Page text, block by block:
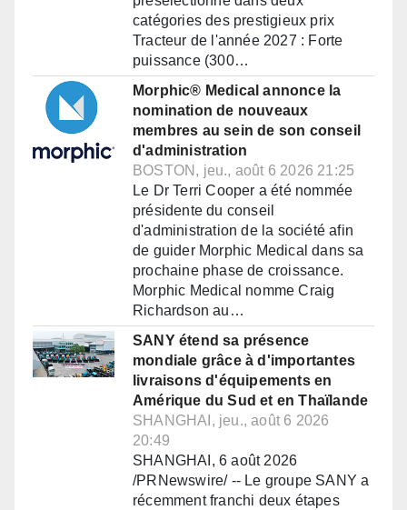
catégories des prestigieux prix
Tracteur de l'année 2027 : Forte
puissance (300…
Morphic® Medical annonce la
nomination de nouveaux
membres au sein de son conseil
d'administration
BOSTON, jeu., août 6 2026 21:25
Le Dr Terri Cooper a été nommée
présidente du conseil
d'administration de la société afin
de guider Morphic Medical dans sa
prochaine phase de croissance.
Morphic Medical nomme Craig
Richardson au…
SANY étend sa présence
mondiale grâce à d'importantes
livraisons d'équipements en
Amérique du Sud et en Thaïlande
SHANGHAI, jeu., août 6 2026
20:49
SHANGHAI, 6 août 2026
/PRNewswire/ -- Le groupe SANY a
récemment franchi deux étapes